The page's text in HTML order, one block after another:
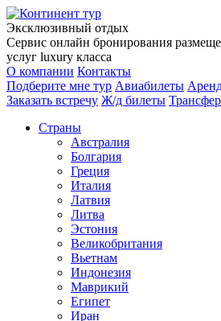
Эксклюзивный отдых
Сервис онлайн бронирования
услуг luxury класса
О компании Контакты
Подберите мне тур Авиабилеты
Заказать встречу Ж/д билеты
Страны
Австралия
Болгария
Греция
Италия
Латвия
Литва
Эстония
Великобритания
Вьетнам
Индонезия
Маврикий
Египет
Иран